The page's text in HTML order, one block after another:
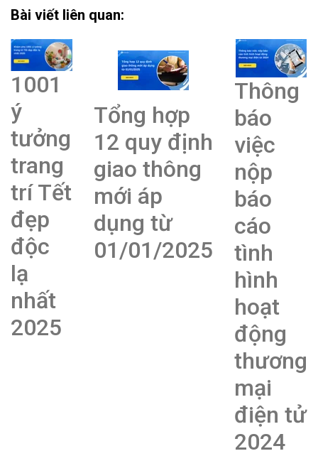
Bài viết liên quan:
1001
ý
tưởng
trang
trí Tết
đẹp
độc
lạ
nhất
2025
Tổng hợp
12 quy định
giao thông
mới áp
dụng từ
01/01/2025
Thông
báo
việc
nộp
báo
cáo
tình
hình
hoạt
động
thương
mại
điện tử
2024